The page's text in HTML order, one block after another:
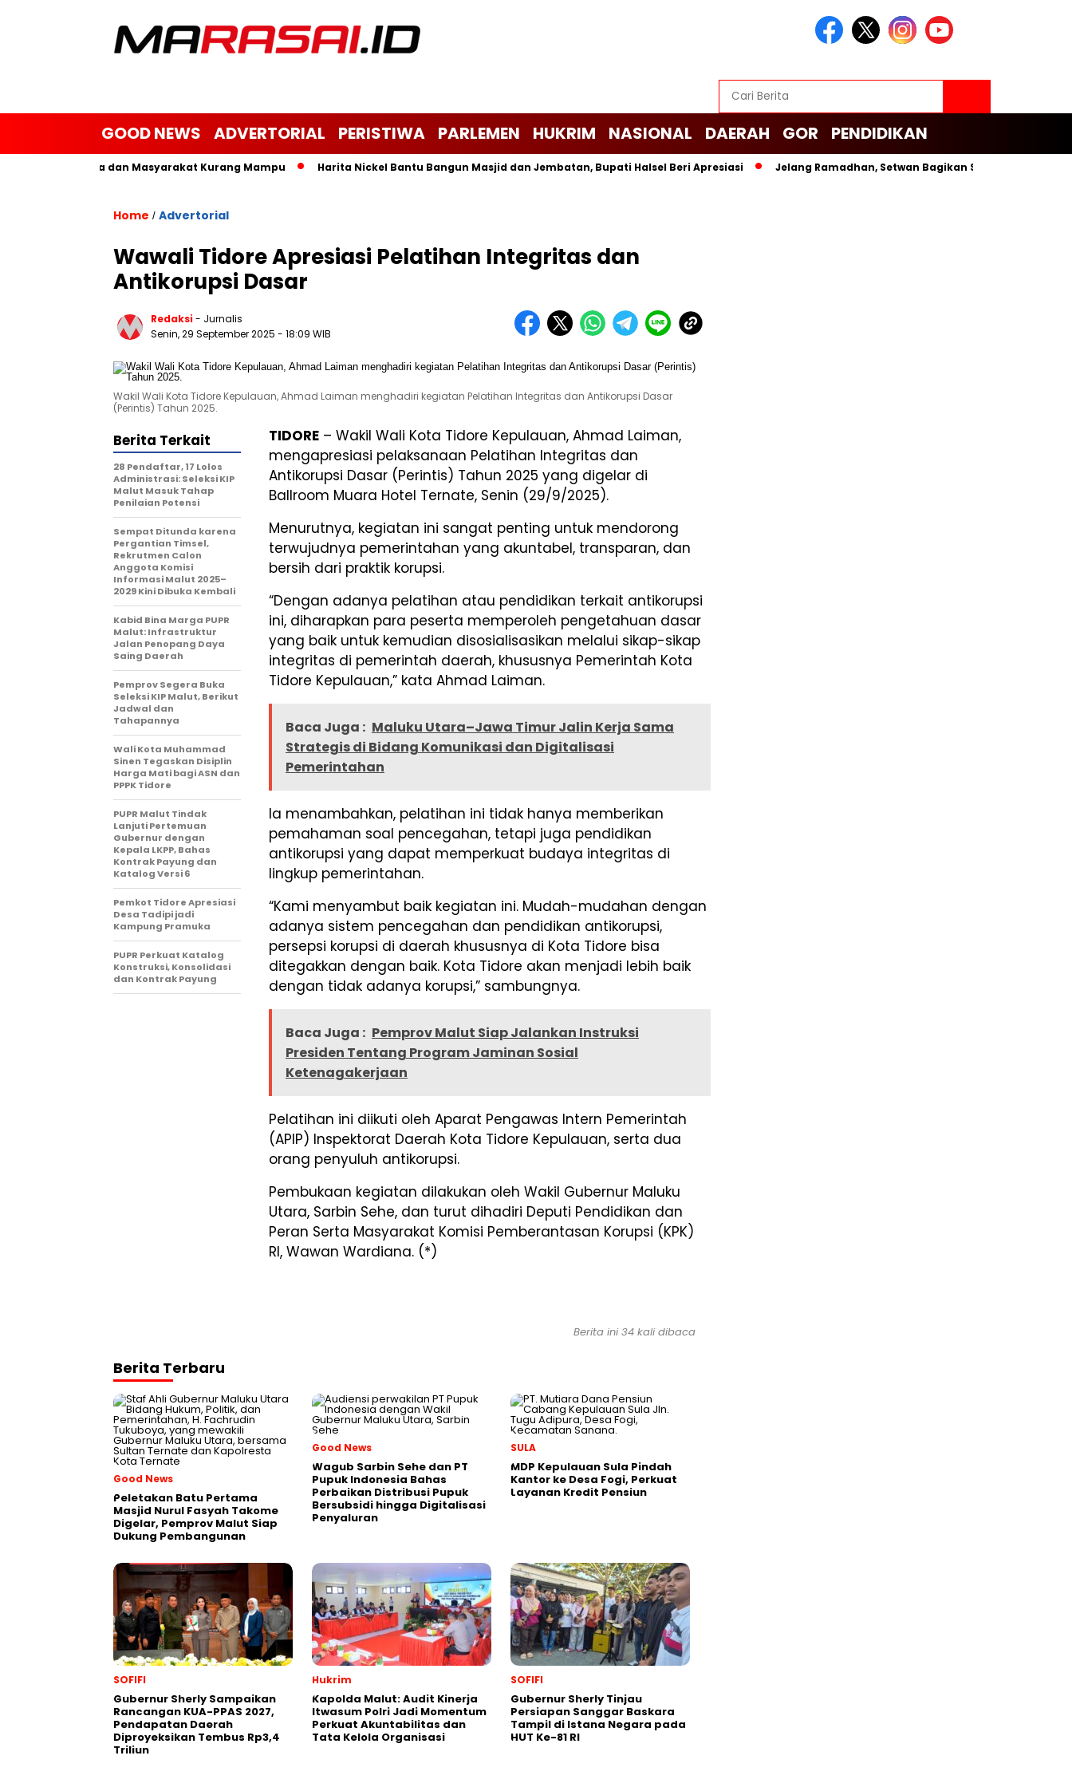
GOOD NEWS ADVERTORIAL PERISTIWA PARLEMEN HUKRIM NASIONAL DAERAH GOR PENDIDIKAN
Yatim, Janda dan Masyarakat Kurang Mampu Harita Nickel Bantu Bangun Masjid dan Jembatan, Bupati Halsel Beri Apresiasi Jelang Ramadhan, Setwan Bagikan Sembako untuk
Home / Advertorial
Wawali Tidore Apresiasi Pelatihan Integritas dan
Antikorupsi Dasar
Redaksi- Jurnalis
Senin, 29 September 2025 - 18:09 WIB
Wakil Wali Kota Tidore Kepulauan, Ahmad Laiman menghadiri kegiatan Pelatihan Integritas dan Antikorupsi Dasar
(Perintis) Tahun 2025.
TIDORE – Wakil Wali Kota Tidore Kepulauan, Ahmad Laiman,
mengapresiasi pelaksanaan Pelatihan Integritas dan
Antikorupsi Dasar (Perintis) Tahun 2025 yang digelar di
Ballroom Muara Hotel Ternate, Senin (29/9/2025).
Menurutnya, kegiatan ini sangat penting untuk mendorong
terwujudnya pemerintahan yang akuntabel, transparan, dan
bersih dari praktik korupsi.
“Dengan adanya pelatihan atau pendidikan terkait antikorupsi
ini, diharapkan para peserta memperoleh pengetahuan dasar
yang baik untuk kemudian disosialisasikan melalui sikap-sikap
integritas di pemerintah daerah, khususnya Pemerintah Kota
Tidore Kepulauan,” kata Ahmad Laiman.
Baca Juga : Maluku Utara–Jawa Timur Jalin Kerja Sama
Strategis di Bidang Komunikasi dan Digitalisasi
Pemerintahan
Ia menambahkan, pelatihan ini tidak hanya memberikan
pemahaman soal pencegahan, tetapi juga pendidikan
antikorupsi yang dapat memperkuat budaya integritas di
lingkup pemerintahan.
“Kami menyambut baik kegiatan ini. Mudah-mudahan dengan
adanya sistem pencegahan dan pendidikan antikorupsi,
persepsi korupsi di daerah khususnya di Kota Tidore bisa
ditegakkan dengan baik. Kota Tidore akan menjadi lebih baik
dengan tidak adanya korupsi,” sambungnya.
Baca Juga : Pemprov Malut Siap Jalankan Instruksi
Presiden Tentang Program Jaminan Sosial
Ketenagakerjaan
Pelatihan ini diikuti oleh Aparat Pengawas Intern Pemerintah
(APIP) Inspektorat Daerah Kota Tidore Kepulauan, serta dua
orang penyuluh antikorupsi.
Pembukaan kegiatan dilakukan oleh Wakil Gubernur Maluku
Utara, Sarbin Sehe, dan turut dihadiri Deputi Pendidikan dan
Peran Serta Masyarakat Komisi Pemberantasan Korupsi (KPK)
RI, Wawan Wardiana. (*)
Berita Terkait
28 Pendaftar, 17 Lolos
Administrasi: Seleksi KIP
Malut Masuk Tahap
Penilaian Potensi
Sempat Ditunda karena
Pergantian Timsel,
Rekrutmen Calon
Anggota Komisi
Informasi Malut 2025–
2029 Kini Dibuka Kembali
Kabid Bina Marga PUPR
Malut: Infrastruktur
Jalan Penopang Daya
Saing Daerah
Pemprov Segera Buka
Seleksi KIP Malut, Berikut
Jadwal dan
Tahapannya
Wali Kota Muhammad
Sinen Tegaskan Disiplin
Harga Mati bagi ASN dan
PPPK Tidore
PUPR Malut Tindak
Lanjuti Pertemuan
Gubernur dengan
Kepala LKPP, Bahas
Kontrak Payung dan
Katalog Versi 6
Pemkot Tidore Apresiasi
Desa Tadipi jadi
Kampung Pramuka
PUPR Perkuat Katalog
Konstruksi, Konsolidasi
dan Kontrak Payung
Berita ini 34 kali dibaca
Berita Terbaru
Good News
Peletakan Batu Pertama
Masjid Nurul Fasyah Takome
Digelar, Pemprov Malut Siap
Dukung Pembangunan
Good News
Wagub Sarbin Sehe dan PT
Pupuk Indonesia Bahas
Perbaikan Distribusi Pupuk
Bersubsidi hingga Digitalisasi
Penyaluran
SULA
MDP Kepulauan Sula Pindah
Kantor ke Desa Fogi, Perkuat
Layanan Kredit Pensiun
SOFIFI
Gubernur Sherly Sampaikan
Rancangan KUA-PPAS 2027,
Pendapatan Daerah
Diproyeksikan Tembus Rp3,4
Triliun
Hukrim
Kapolda Malut: Audit Kinerja
Itwasum Polri Jadi Momentum
Perkuat Akuntabilitas dan
Tata Kelola Organisasi
SOFIFI
Gubernur Sherly Tinjau
Persiapan Sanggar Baskara
Tampil di Istana Negara pada
HUT Ke-81 RI